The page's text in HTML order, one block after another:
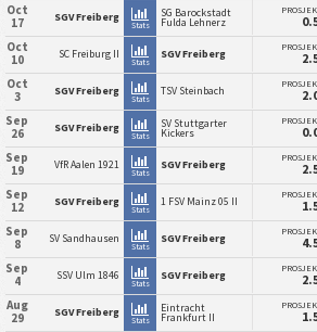
Oct
17
SGV Freiberg
Stats
SG Barockstadt
Fulda Lehnerz
Oct
10
SC Freiburg II
Stats
SGV Freiberg
Oct
3
SGV Freiberg
Stats
TSV Steinbach
Sep
26
SGV Freiberg
Stats
SV Stuttgarter
Kickers
Sep
19
VfR Aalen 1921
Stats
SGV Freiberg
Sep
12
SGV Freiberg
Stats
1 FSV Mainz 05 II
Sep
8
SV Sandhausen
Stats
SGV Freiberg
Sep
4
SSV Ulm 1846
Stats
SGV Freiberg
Aug
29
SGV Freiberg
Stats
Eintracht
Frankfurt II